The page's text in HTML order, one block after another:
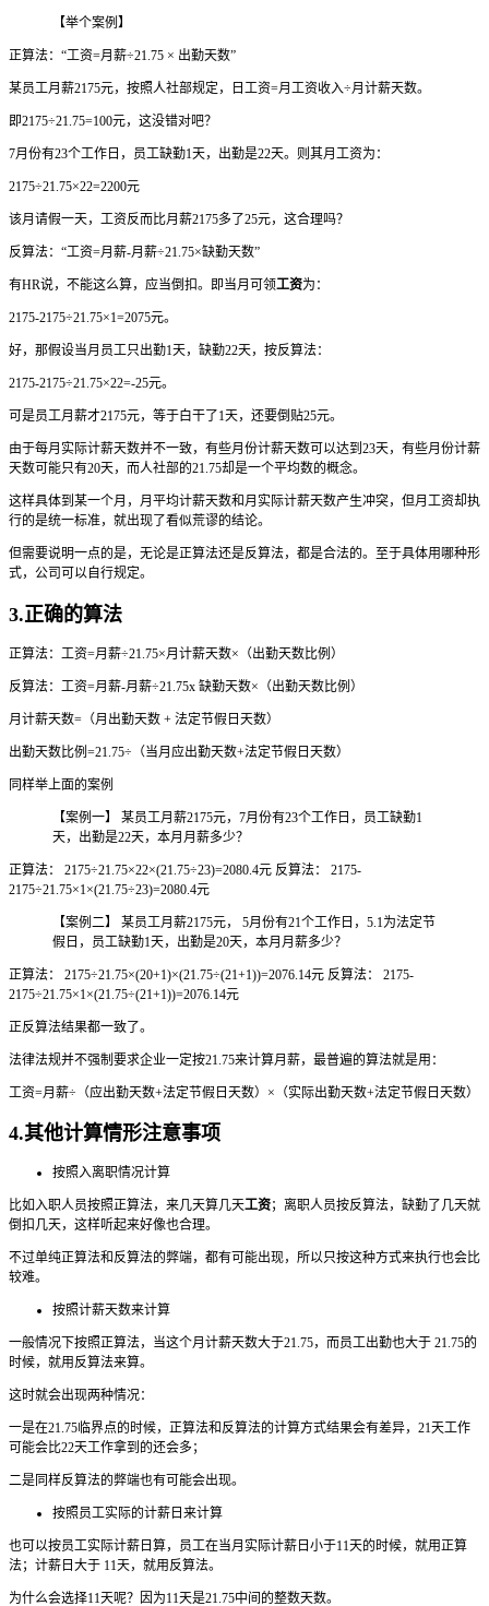
【举个案例】
正算法：“工资=月薪÷21.75 × 出勤天数”
某员工月薪2175元，按照人社部规定，日工资=月工资收入÷月计薪天数。
即2175÷21.75=100元，这没错对吧？
7月份有23个工作日，员工缺勤1天，出勤是22天。则其月工资为：
2175÷21.75×22=2200元
该月请假一天，工资反而比月薪2175多了25元，这合理吗？
反算法：“工资=月薪-月薪÷21.75×缺勤天数”
有HR说，不能这么算，应当倒扣。即当月可领工资为：
2175-2175÷21.75×1=2075元。
好，那假设当月员工只出勤1天，缺勤22天，按反算法：
2175-2175÷21.75×22=-25元。
可是员工月薪才2175元，等于白干了1天，还要倒贴25元。
由于每月实际计薪天数并不一致，有些月份计薪天数可以达到23天，有些月份计薪
天数可能只有20天，而人社部的21.75却是一个平均数的概念。
这样具体到某一个月，月平均计薪天数和月实际计薪天数产生冲突，但月工资却执
行的是统一标准，就出现了看似荒谬的结论。
但需要说明一点的是，无论是正算法还是反算法，都是合法的。至于具体用哪种形
式，公司可以自行规定。
3.正确的算法
正算法：工资=月薪÷21.75×月计薪天数×（出勤天数比例）
反算法：工资=月薪-月薪÷21.75x 缺勤天数×（出勤天数比例）
月计薪天数=（月出勤天数 + 法定节假日天数）
出勤天数比例=21.75÷（当月应出勤天数+法定节假日天数）
同样举上面的案例
【案例一】 某员工月薪2175元，7月份有23个工作日，员工缺勤1
天，出勤是22天，本月月薪多少？
正算法： 2175÷21.75×22×(21.75÷23)=2080.4元 反算法： 2175-
2175÷21.75×1×(21.75÷23)=2080.4元
【案例二】 某员工月薪2175元， 5月份有21个工作日，5.1为法定节
假日，员工缺勤1天，出勤是20天，本月月薪多少？
正算法： 2175÷21.75×(20+1)×(21.75÷(21+1))=2076.14元 反算法： 2175-
2175÷21.75×1×(21.75÷(21+1))=2076.14元
正反算法结果都一致了。
法律法规并不强制要求企业一定按21.75来计算月薪，最普遍的算法就是用：
工资=月薪÷（应出勤天数+法定节假日天数）×（实际出勤天数+法定节假日天数）
4.其他计算情形注意事项
按照入离职情况计算
比如入职人员按照正算法，来几天算几天工资；离职人员按反算法，缺勤了几天就
倒扣几天，这样听起来好像也合理。
不过单纯正算法和反算法的弊端，都有可能出现，所以只按这种方式来执行也会比
较难。
按照计薪天数来计算
一般情况下按照正算法，当这个月计薪天数大于21.75，而员工出勤也大于 21.75的
时候，就用反算法来算。
这时就会出现两种情况：
一是在21.75临界点的时候，正算法和反算法的计算方式结果会有差异，21天工作
可能会比22天工作拿到的还会多；
二是同样反算法的弊端也有可能会出现。
按照员工实际的计薪日来计算
也可以按员工实际计薪日算，员工在当月实际计薪日小于11天的时候，就用正算
法；计薪日大于 11天，就用反算法。
为什么会选择11天呢？因为11天是21.75中间的整数天数。